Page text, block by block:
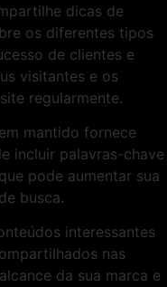
dicas de
os diferentes tipos
de clientes e
visitantes e os
regularmente.
mantido fornece
incluir palavras-chave
pode aumentar sua
busca.
interessantes
nas
da sua marca e